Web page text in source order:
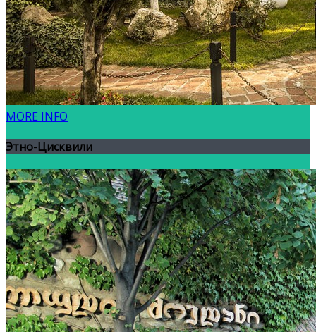
MORE INFO
Этно-Цисквили